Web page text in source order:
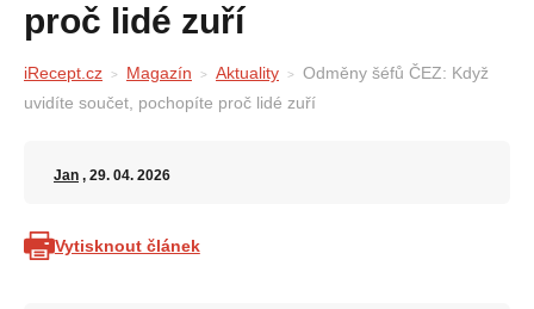
proč lidé zuří
iRecept.cz Magazín Aktuality
Odměny šéfů ČEZ: Když
uvidíte součet, pochopíte proč lidé zuří
Jan , 29. 04. 2026
Vytisknout článek